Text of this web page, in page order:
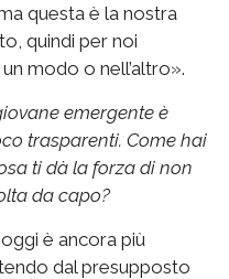
questa è la nostra
quindi per noi
modo o nell’altro».
emergente è
trasparenti. Come hai
ti dà la forza di non
da capo?
è ancora più
dal presupposto